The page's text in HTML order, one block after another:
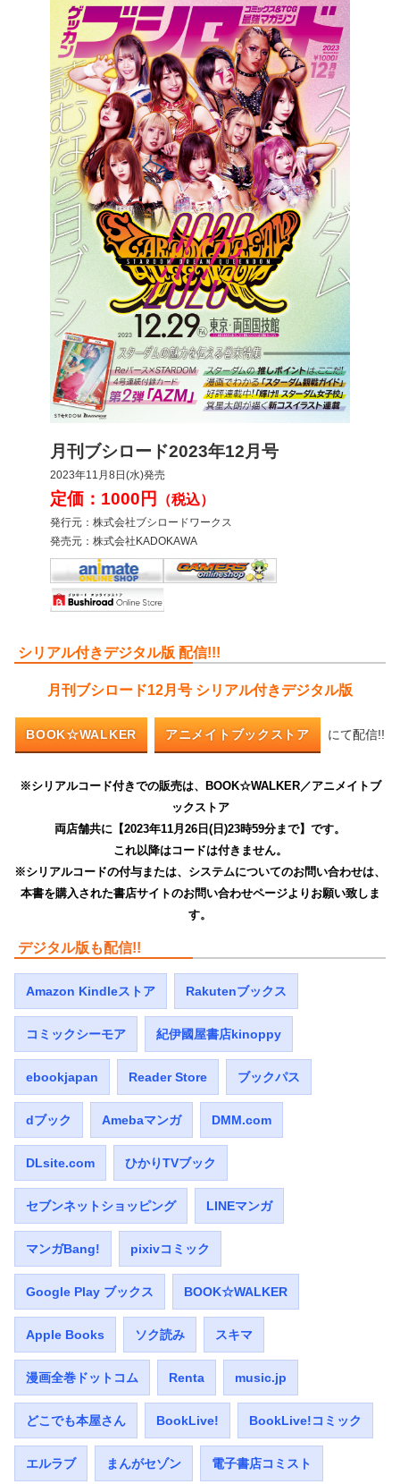
月刊ブシロード2023年12月号
2023年11月8日(水)発売
定価：1000円 （税込）
発行元：株式会社ブシロードワークス
発売元：株式会社KADOKAWA
シリアル付きデジタル版 配信!!!
月刊ブシロード12月号 シリアル付きデジタル版
BOOK☆WALKER アニメイトブックストア にて配信!!
※シリアルコード付きでの販売は、BOOK☆WALKER／アニメイトブ
ックストア
両店舗共に【2023年11月26 日(日)23時59分まで】です。
これ以降はコードは付きません。
※シリアルコードの付与または、システムについてのお問い合わせは、
本書を購入された書店サイトのお問い合わせページよりお願い致しま
す。
デジタル版も配信!!
Amazon Kindleストア Rakutenブックス
コミックシーモア 紀伊國屋書店kinoppy
ebookjapan Reader Store ブックパス
dブック Amebaマンガ DMM.com
DLsite.com ひかりTVブック
セブンネットショッピング LINEマンガ
マンガBang! pixivコミック
Google Play ブックス BOOK☆WALKER
Apple Books ソク読み スキマ
漫画全巻ドットコム Renta music.jp
どこでも本屋さん BookLive! BookLive!コミック
エルラブ まんがセゾン 電子書店コミスト